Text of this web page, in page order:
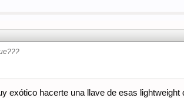
exótico hacerte una llave de esas